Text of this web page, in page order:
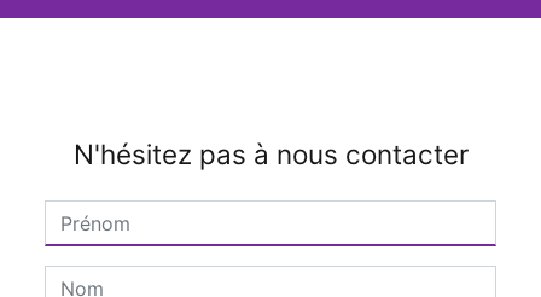
N'hésitez pas à nous contacter